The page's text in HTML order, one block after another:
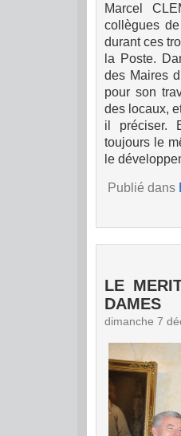
Marcel
collègues
durant ces
la Poste.
des Maires
pour son
des locaux,
il préciser.
toujours le
le
Publié dans
LE
DAMES
dimanche 7